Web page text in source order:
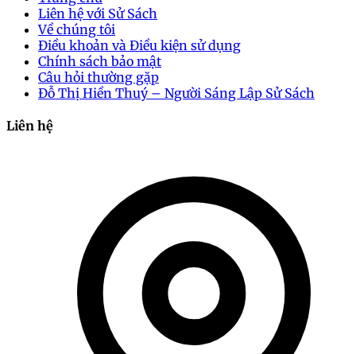
Liên hệ với Sử Sách
Về chúng tôi
Điều khoản và Điều kiện sử dụng
Chính sách bảo mật
Câu hỏi thường gặp
Đỗ Thị Hiền Thuý – Người Sáng Lập Sử Sách
Liên hệ